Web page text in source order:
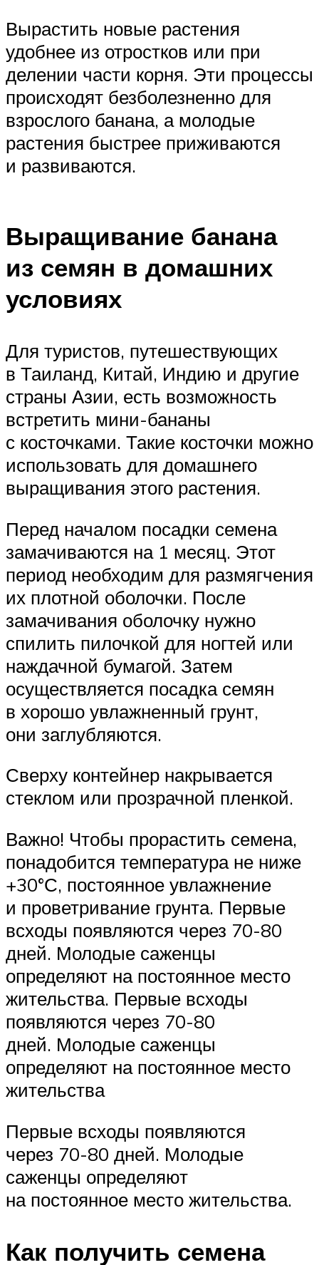
Вырастить новые растения
удобнее из отростков или при
делении части корня. Эти процессы
происходят безболезненно для
взрослого банана, а молодые
растения быстрее приживаются
и развиваются.
Выращивание банана
из семян в домашних
условиях
Для туристов, путешествующих
в Таиланд, Китай, Индию и другие
страны Азии, есть возможность
встретить мини-бананы
с косточками. Такие косточки можно
использовать для домашнего
выращивания этого растения.
Перед началом посадки семена
замачиваются на 1 месяц. Этот
период необходим для размягчения
их плотной оболочки. После
замачивания оболочку нужно
спилить пилочкой для ногтей или
наждачной бумагой. Затем
осуществляется посадка семян
в хорошо увлажненный грунт,
они заглубляются.
Сверху контейнер накрывается
стеклом или прозрачной пленкой.
Важно! Чтобы прорастить семена,
понадобится температура не ниже
+30°С, постоянное увлажнение
и проветривание грунта. Первые
всходы появляются через 70-80
дней. Молодые саженцы
определяют на постоянное место
жительства. Первые всходы
появляются через 70-80
дней. Молодые саженцы
определяют на постоянное место
жительства
Первые всходы появляются
через 70-80 дней. Молодые
саженцы определяют
на постоянное место жительства.
Как получить семена